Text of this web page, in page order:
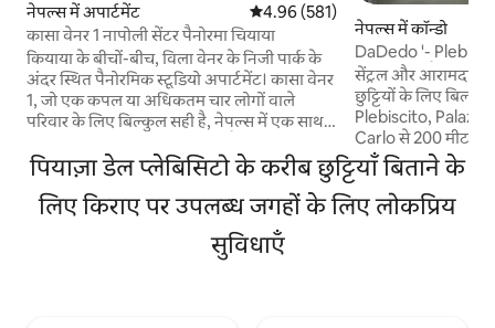
नेपल्स में अपार्टमेंट औसत रेटिंग 5 में से 4.96, 581 समीक्षाएँ
4.96 (581)
कासा वेनर 1 नापोली सेंटर पैनोरमा चियाया
कियाया के बीचों-बीच, विला वेनर के निजी पार्क के
अंदर स्थित पैनोरमिक स्टूडियो अपार्टमेंट। कासा वेनर
1, जो एक कपल या अधिकतम चार लोगों वाले
परिवार के लिए बिल्कुल सही है, नेपल्स में एक साथ
लोकेशन, शांति, हरे-भरे माहौल और खाड़ी का
नज़ारा। कुछ मिनट की पैदल दूरी पर, आपको
पियाज़ा डेल प्लेबिसिटो, वॉटरफ़्रंट, विया चियाया,
विया टोलेडो, टिएट्रो सैन कार्लो और बंदरगाह मिलेंगे।
चियाया मेट्रो, फ़निक्युलर और लिफ़्ट की मदद से
ऐतिहासिक केंद्र, वोमेरो, द्वीपों और पुरातात्विक स्थलों
नेपल्स में कॉन्डो
DaDedo '-
बीच मोनोलोकैल
सेंट्रल और
छुट्टियों के लिए बिल्कुल सही
Plebiscito,
Carlo से 200 मीटर
पालिका मेट्रो और
पर। वाया टोलेडो और केंद्रीय केबल कार से 70 मीटर
की दूरी पर जो आपको
जाती है। बंदरगाह से
पियाज़ा डेल प्लेबिसिटो के करीब छुट्टियाँ बिताने के
लिए किराए पर उपलब्ध जगहों के लिए लोकप्रिय
सुविधाएँ